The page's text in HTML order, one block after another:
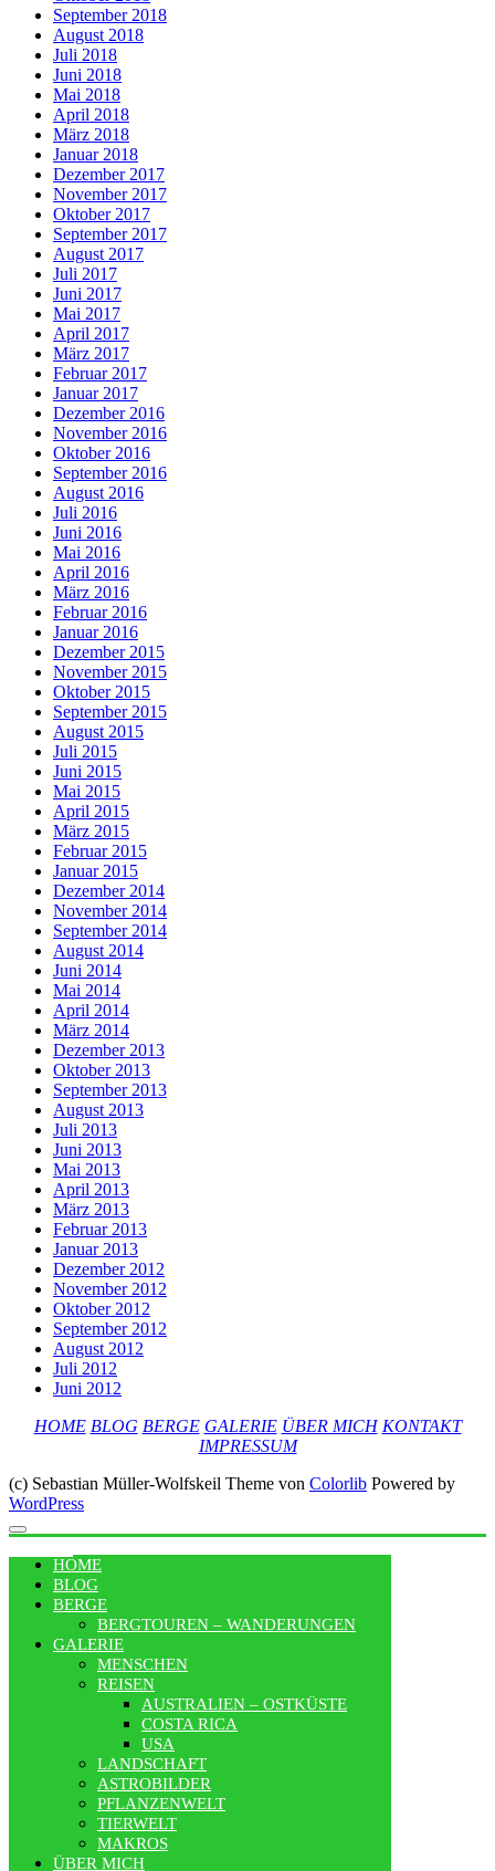
September 2018
August 2018
Juli 2018
Juni 2018
Mai 2018
April 2018
März 2018
Januar 2018
Dezember 2017
November 2017
Oktober 2017
September 2017
August 2017
Juli 2017
Juni 2017
Mai 2017
April 2017
März 2017
Februar 2017
Januar 2017
Dezember 2016
November 2016
Oktober 2016
September 2016
August 2016
Juli 2016
Juni 2016
Mai 2016
April 2016
März 2016
Februar 2016
Januar 2016
Dezember 2015
November 2015
Oktober 2015
September 2015
August 2015
Juli 2015
Juni 2015
Mai 2015
April 2015
März 2015
Februar 2015
Januar 2015
Dezember 2014
November 2014
September 2014
August 2014
Juni 2014
Mai 2014
April 2014
März 2014
Dezember 2013
Oktober 2013
September 2013
August 2013
Juli 2013
Juni 2013
Mai 2013
April 2013
März 2013
Februar 2013
Januar 2013
Dezember 2012
November 2012
Oktober 2012
September 2012
August 2012
Juli 2012
Juni 2012
HOME BLOG BERGE GALERIE ÜBER MICH KONTAKT
IMPRESSUM
(c) Sebastian Müller-Wolfskeil Theme von Colorlib Powered by
WordPress
HOME
BLOG
BERGE
BERGTOUREN – WANDERUNGEN
GALERIE
MENSCHEN
REISEN
AUSTRALIEN – OSTKÜSTE
COSTA RICA
USA
LANDSCHAFT
ASTROBILDER
PFLANZENWELT
TIERWELT
MAKROS
ÜBER MICH